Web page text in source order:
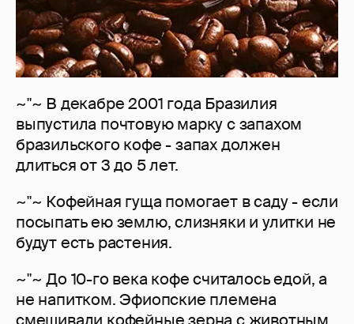
~"~ В декабре 2001 года Бразилия
выпустила почтовую марку с запахом
бразильского кофе - запах должен
длиться от 3 до 5 лет.
~"~ Кофейная гуща помогает в саду - если
посыпать ею землю, слизняки и улитки не
будут есть растения.
~"~ До 10-го века кофе считалось едой, а
не напитком. Эфиопские племена